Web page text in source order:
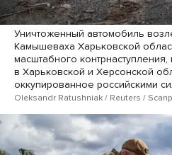
Уничтоженный автомобиль
Камышеваха Харьковской
масштабного
в Харьковской и Херсонской
оккупированное российскими
Oleksandr Ratushniak / Reuters /